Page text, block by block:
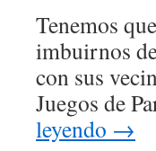
Tenemos
imbuirnos
con sus
Juegos de
leyendo →